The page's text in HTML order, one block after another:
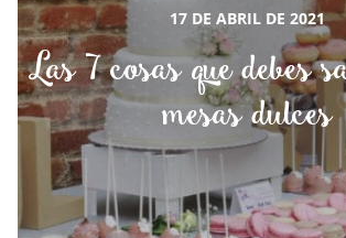
17 DE ABRIL DE 2021
Las 7 cosas que debes
mesas dulces